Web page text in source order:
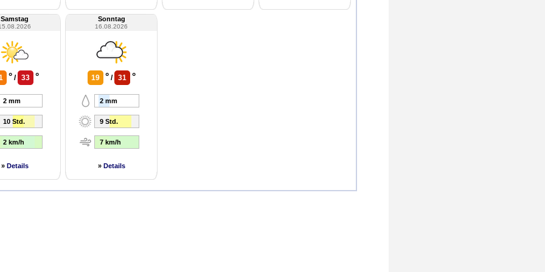
Samstag
°/ 33 °
2 mm
10 Std.
2 km/h
» Details
Sonntag
16.08.2026
19 °/ 31 °
2 mm
9 Std.
7 km/h
» Details